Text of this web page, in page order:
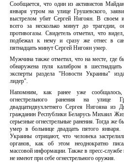
Сообщается, что один из активистов
января утром на улице Грушевского,
выстрелом убит Сергей Нигоян. В своем
всего за несколько минут до трагедии,
противогазы. Свидетель отметил, что
подбежал к нему и сразу же отнес в
пятнадцать минут Сергей Нигоян умер.
Мужчина также отметил, что на месте, где
обнаружена пуля калибром в
эксперты раздела "Новости Украины"
лидер".
Напомним, как ранее уже
огнестрельного ранения на улице
двадцатидвухлетнего Сергея Нигояна из
гражданин Республики Беларусь Михаил
серьезные огнестрельные ранения. Тогда же
умер в больнице двадцать пятого
Украины отрицают, что человека
органов, как об этом неоднократно
массовой информации. Также в пресс-службе
не имеют при себе огнестрельного оружия.